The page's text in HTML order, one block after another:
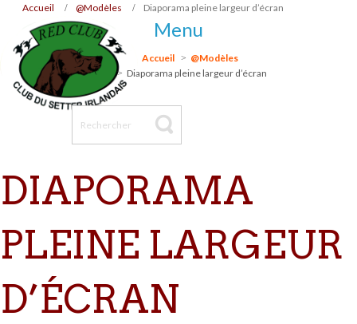
Accueil @Modèles Diaporama pleine largeur d’écran
Menu
Accueil
@Modèles
Diaporama pleine largeur d’écran
DIAPORAMA
PLEINE LARGEUR
D’ÉCRAN